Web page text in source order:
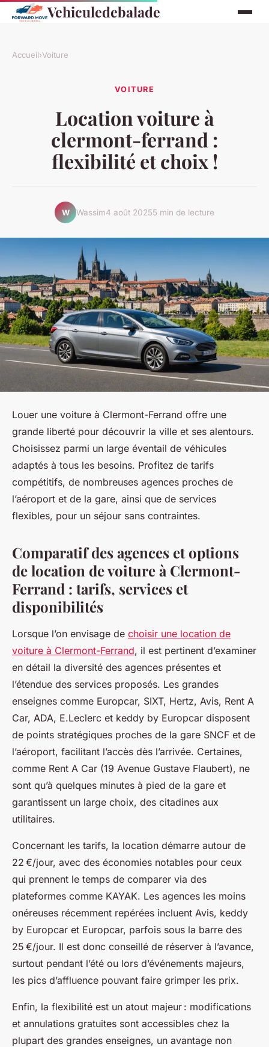
Vehiculedebalade
Accueil›Voiture
VOITURE
Location voiture à
clermont-ferrand :
flexibilité et choix !
W Wassim4 août 20255 min de lecture
Louer une voiture à Clermont-Ferrand offre une
grande liberté pour découvrir la ville et ses alentours.
Choisissez parmi un large éventail de véhicules
adaptés à tous les besoins. Profitez de tarifs
compétitifs, de nombreuses agences proches de
l’aéroport et de la gare, ainsi que de services
flexibles, pour un séjour sans contraintes.
Comparatif des agences et options
de location de voiture à Clermont-
Ferrand : tarifs, services et
disponibilités
Lorsque l’on envisage de choisir une location de
voiture à Clermont-Ferrand, il est pertinent d’examiner
en détail la diversité des agences présentes et
l’étendue des services proposés. Les grandes
enseignes comme Europcar, SIXT, Hertz, Avis, Rent A
Car, ADA, E.Leclerc et keddy by Europcar disposent
de points stratégiques proches de la gare SNCF et de
l’aéroport, facilitant l’accès dès l’arrivée. Certaines,
comme Rent A Car (19 Avenue Gustave Flaubert), ne
sont qu’à quelques minutes à pied de la gare et
garantissent un large choix, des citadines aux
utilitaires.
Concernant les tarifs, la location démarre autour de
22 €/jour, avec des économies notables pour ceux
qui prennent le temps de comparer via des
plateformes comme KAYAK. Les agences les moins
onéreuses récemment repérées incluent Avis, keddy
by Europcar et Europcar, parfois sous la barre des
25 €/jour. Il est donc conseillé de réserver à l’avance,
surtout pendant l’été ou lors d’événements majeurs,
les pics d’affluence pouvant faire grimper les prix.
Enfin, la flexibilité est un atout majeur : modifications
et annulations gratuites sont accessibles chez la
plupart des grandes enseignes, un avantage non